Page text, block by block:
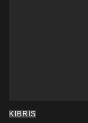
KIBRIS